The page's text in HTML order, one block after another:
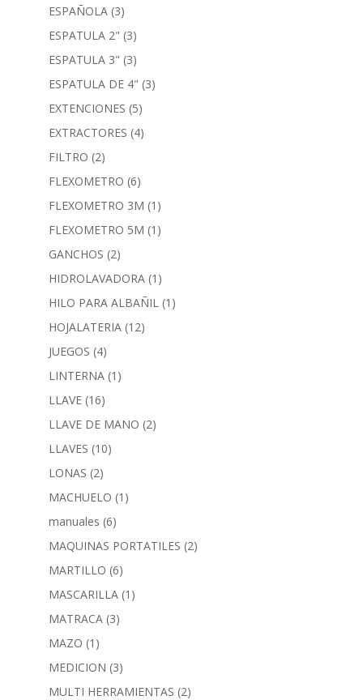
ESPAÑOLA (3)
ESPATULA 2" (3)
ESPATULA 3" (3)
ESPATULA DE 4" (3)
EXTENCIONES (5)
EXTRACTORES (4)
FILTRO (2)
FLEXOMETRO (6)
FLEXOMETRO 3M (1)
FLEXOMETRO 5M (1)
GANCHOS (2)
HIDROLAVADORA (1)
HILO PARA ALBAÑIL (1)
HOJALATERIA (12)
JUEGOS (4)
LINTERNA (1)
LLAVE (16)
LLAVE DE MANO (2)
LLAVES (10)
LONAS (2)
MACHUELO (1)
manuales (6)
MAQUINAS PORTATILES (2)
MARTILLO (6)
MASCARILLA (1)
MATRACA (3)
MAZO (1)
MEDICION (3)
MULTI HERRAMIENTAS (2)